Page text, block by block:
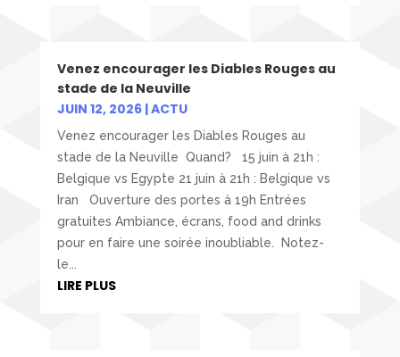
Venez encourager les Diables Rouges au
stade de la Neuville
JUIN 12, 2026|ACTU
Venez encourager les Diables Rouges au
stade de la Neuville Quand? 15 juin à 21h :
Belgique vs Egypte 21 juin à 21h : Belgique vs
Iran Ouverture des portes à 19h Entrées
gratuites Ambiance, écrans, food and drinks
pour en faire une soirée inoubliable. Notez-
le...
LIRE PLUS